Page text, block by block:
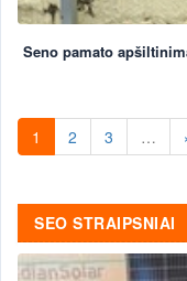
Seno pamato
1 2 3 … ›
SEO STRAIPSNIAI